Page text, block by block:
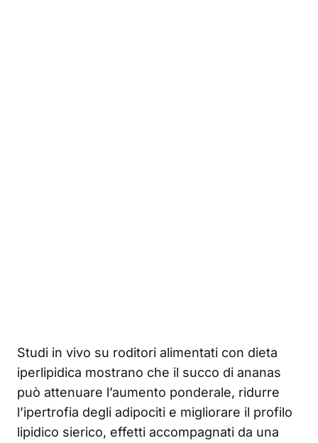
Studi in vivo su roditori alimentati con dieta
iperlipidica mostrano che il succo di ananas
può attenuare l’aumento ponderale, ridurre
l’ipertrofia degli adipociti e migliorare il profilo
lipidico sierico, effetti accompagnati da una